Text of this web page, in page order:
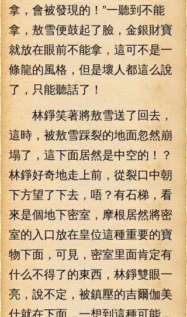
拿，會被發現的！”一聽到不能
拿，敖雪便鼓起了臉，金銀財寶
就放在眼前不能拿，這可不是一
條龍的風格，但是壞人都這么說
了，只能聽話了！
林錚笑著將敖雪送了回去，
這時，被敖雪踩裂的地面忽然崩
塌了，這下面居然是中空的！？
林錚好奇地走上前，從裂口中朝
下方望了下去，唔？有石梯，看
來是個地下密室，摩根居然將密
室的入口放在皇位這種重要的寶
物下面，可見，密室里面肯定有
什么不得了的東西，林錚雙眼一
亮，說不定，被鎮壓的吉爾伽美
什就在下面，一想到這種可能，